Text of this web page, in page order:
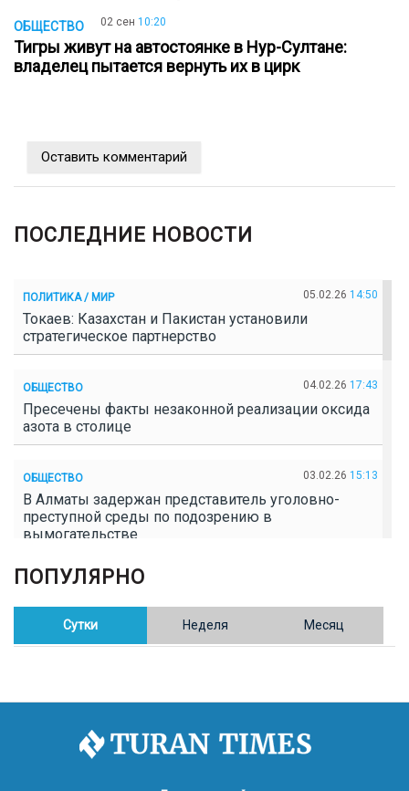
ОБЩЕСТВО 02 сен 10:20
Тигры живут на автостоянке в Нур-Султане:
владелец пытается вернуть их в цирк
Оставить комментарий
ПОСЛЕДНИЕ НОВОСТИ
ПОЛИТИКА / МИР 05.02.26 14:50
Токаев: Казахстан и Пакистан установили
стратегическое партнерство
ОБЩЕСТВО 04.02.26 17:43
Пресечены факты незаконной реализации оксида
азота в столице
ОБЩЕСТВО 03.02.26 15:13
В Алматы задержан представитель уголовно-
преступной среды по подозрению в
вымогательстве
ОБЩЕСТВО
Полицейские пресекли незаконное выращивание
конопли в Таразе
Казахстан возглавил Договор о зоне, свободной от
ПОПУЛЯРНО
Сутки Неделя Месяц